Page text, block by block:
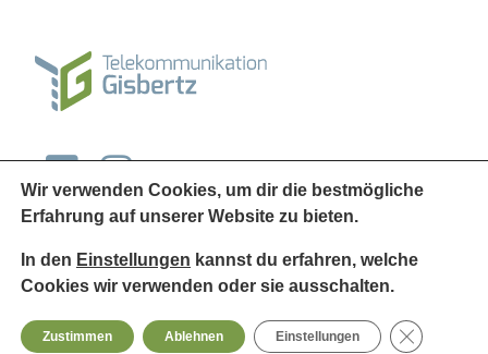
© 2026Telekommunikation Gisbertz
Wir verwenden Cookies, um dir die bestmögliche
Erfahrung auf unserer Website zu bieten.
In den Einstellungen kannst du erfahren, welche
Cookies wir verwenden oder sie ausschalten.
Zustimmen Ablehnen Einstellungen GDPR